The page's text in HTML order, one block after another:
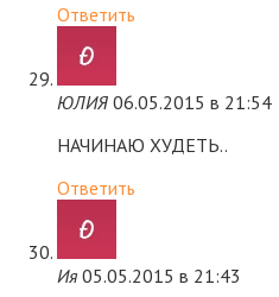
Ответить
ЮЛИЯ 06.05.2015 в 21:54
НАЧИНАЮ ХУДЕТЬ..
Ответить
Ия 05.05.2015 в 21:43